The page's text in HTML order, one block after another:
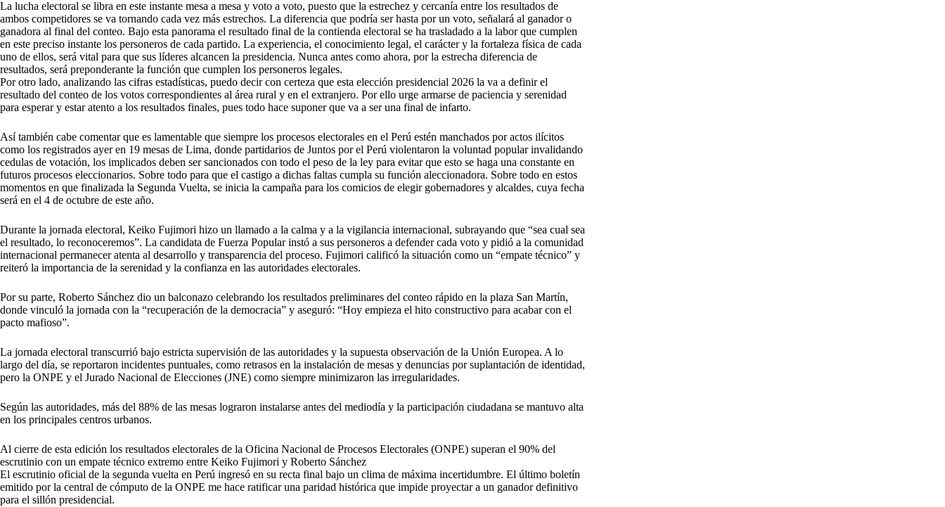
La lucha electoral se libra en este instante mesa a mesa y voto a voto, puesto que la estrechez y cercanía entre los resultados de
ambos competidores se va tornando cada vez más estrechos. La diferencia que podría ser hasta por un voto, señalará al ganador o
ganadora al final del conteo. Bajo esta panorama el resultado final de la contienda electoral se ha trasladado a la labor que cumplen
en este preciso instante los personeros de cada partido. La experiencia, el conocimiento legal, el carácter y la fortaleza física de cada
uno de ellos, será vital para que sus líderes alcancen la presidencia. Nunca antes como ahora, por la estrecha diferencia de
resultados, será preponderante la función que cumplen los personeros legales.
Por otro lado, analizando las cifras estadísticas, puedo decir con certeza que esta elección presidencial 2026 la va a definir el
resultado del conteo de los votos correspondientes al área rural y en el extranjero. Por ello urge armarse de paciencia y serenidad
para esperar y estar atento a los resultados finales, pues todo hace suponer que va a ser una final de infarto.
Así también cabe comentar que es lamentable que siempre los procesos electorales en el Perú estén manchados por actos ilícitos
como los registrados ayer en 19 mesas de Lima, donde partidarios de Juntos por el Perú violentaron la voluntad popular invalidando
cedulas de votación, los implicados deben ser sancionados con todo el peso de la ley para evitar que esto se haga una constante en
futuros procesos eleccionarios. Sobre todo para que el castigo a dichas faltas cumpla su función aleccionadora. Sobre todo en estos
momentos en que finalizada la Segunda Vuelta, se inicia la campaña para los comicios de elegir gobernadores y alcaldes, cuya fecha
será en el 4 de octubre de este año.
Durante la jornada electoral, Keiko Fujimori hizo un llamado a la calma y a la vigilancia internacional, subrayando que “sea cual sea
el resultado, lo reconoceremos”. La candidata de Fuerza Popular instó a sus personeros a defender cada voto y pidió a la comunidad
internacional permanecer atenta al desarrollo y transparencia del proceso. Fujimori calificó la situación como un “empate técnico” y
reiteró la importancia de la serenidad y la confianza en las autoridades electorales.
Por su parte, Roberto Sánchez dio un balconazo celebrando los resultados preliminares del conteo rápido en la plaza San Martín,
donde vinculó la jornada con la “recuperación de la democracia” y aseguró: “Hoy empieza el hito constructivo para acabar con el
pacto mafioso”.
La jornada electoral transcurrió bajo estricta supervisión de las autoridades y la supuesta observación de la Unión Europea. A lo
largo del día, se reportaron incidentes puntuales, como retrasos en la instalación de mesas y denuncias por suplantación de identidad,
pero la ONPE y el Jurado Nacional de Elecciones (JNE) como siempre minimizaron las irregularidades.
Según las autoridades, más del 88% de las mesas lograron instalarse antes del mediodía y la participación ciudadana se mantuvo alta
en los principales centros urbanos.
Al cierre de esta edición los resultados electorales de la Oficina Nacional de Procesos Electorales (ONPE) superan el 90% del
escrutinio con un empate técnico extremo entre Keiko Fujimori y Roberto Sánchez
El escrutinio oficial de la segunda vuelta en Perú ingresó en su recta final bajo un clima de máxima incertidumbre. El último boletín
emitido por la central de cómputo de la ONPE me hace ratificar una paridad histórica que impide proyectar a un ganador definitivo
para el sillón presidencial.